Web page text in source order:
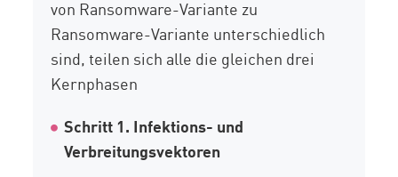
von Ransomware-Variante zu
Ransomware-Variante unterschiedlich
sind, teilen sich alle die gleichen drei
Kernphasen
Schritt 1. Infektions- und
Verbreitungsvektoren